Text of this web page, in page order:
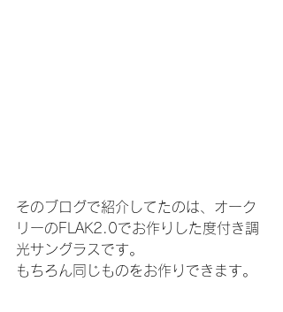
そのブログで紹介してたのは、オーク
リーのFLAK2.0でお作りした度付き調
光サングラスです。
もちろん同じものをお作りできます。